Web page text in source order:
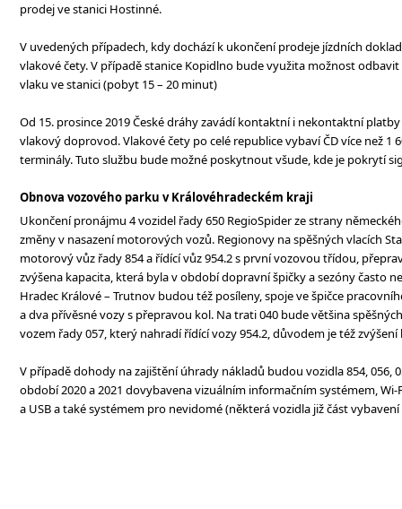
prodej ve stanici Hostinné.
V uvedených případech, kdy dochází k ukončení prodeje jízdních
vlakové čety. V případě stanice Kopidlno bude využita možnost
vlaku ve stanici (pobyt 15 – 20 minut)
Od 15. prosince 2019 České dráhy zavádí kontaktní i nekontaktní
vlakový doprovod. Vlakové čety po celé republice vybaví ČD více než 1
terminály. Tuto službu bude možné poskytnout všude, kde je pokrytí
Obnova vozového parku v Královéhradeckém kraji
Ukončení pronájmu 4 vozidel řady 650 RegioSpider ze strany
změny v nasazení motorových vozů. Regionovy na spěšných vlacích
motorový vůz řady 854 a řídící vůz 954.2 s první vozovou třídou,
zvýšena kapacita, která byla v období dopravní špičky a sezóny často
Hradec Králové – Trutnov budou též posíleny, spoje ve špičce
a dva přívěsné vozy s přepravou kol. Na trati 040 bude většina
vozem řady 057, který nahradí řídící vozy 954.2, důvodem je též zvýšení
V případě dohody na zajištění úhrady nákladů budou vozidla 854, 056,
období 2020 a 2021 dovybavena vizuálním informačním systémem, Wi-
a USB a také systémem pro nevidomé (některá vozidla již část vybavení